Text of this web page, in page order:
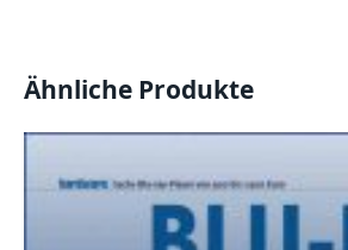
Ähnliche Produkte